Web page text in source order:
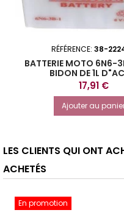
RÉFÉRENCE: 38-
BATTERIE MOTO 6N6-
BIDON DE 1L
Prix
17,91 €
Ajouter au
LES CLIENTS QUI ONT
ACHETÉS
En promotion